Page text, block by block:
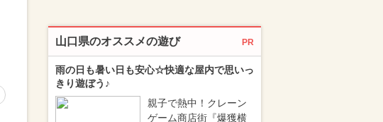
山口県のオススメの遊び PR
雨の日も暑い日も安心☆快適な屋内で思いっ
きり遊ぼう♪
親子で熱中！クレーン
ゲーム商店街『爆獲横